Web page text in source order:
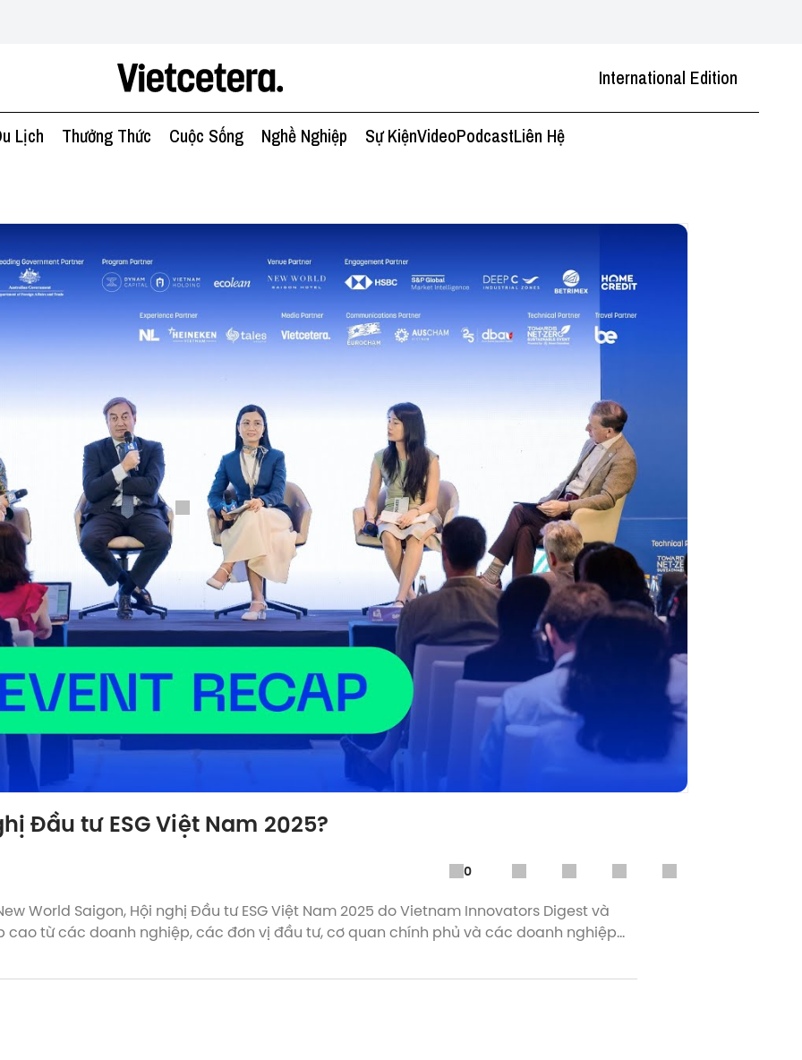
International Edition
Lịch Thưởng Thức Cuộc Sống Nghề Nghiệp Sự KiệnVideoPodcastLiên Hệ
Đầu tư ESG Việt Nam 2025?
0
World Saigon, Hội nghị Đầu tư ESG Việt Nam 2025 do Vietnam Innovators Digest và
cao từ các doanh nghiệp, các đơn vị đầu tư, cơ quan chính phủ và các doanh nghiệp